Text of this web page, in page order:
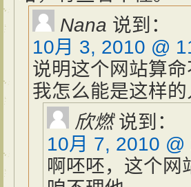
Nana 说到：
10月 3, 2010 @
说明这个网站算命
我怎么能是这样的
欣燃 说到：
10月 7, 2010 @
啊呸呸，这个网